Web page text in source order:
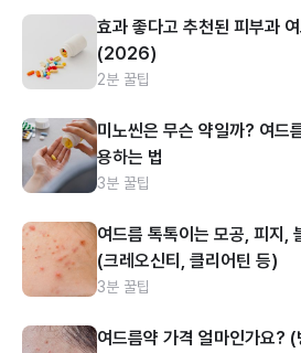
효과 좋다고 추천된 피부과
(2026)
2분 꿀팁
미노씬은 무슨 약일까? 여드
용하는 법
3분 꿀팁
여드름 톡톡이는 모공, 피지,
(크레오신티, 클리어틴 등)
3분 꿀팁
여드름약 가격 얼마인가요?